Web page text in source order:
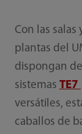
Con las
plantas del
dispongan
sistemas TE7
versátiles,
caballos de